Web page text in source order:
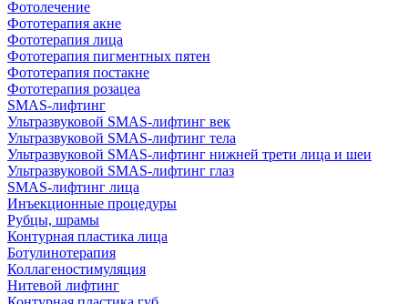
Фотолечение
Фототерапия акне
Фототерапия лица
Фототерапия пигментных пятен
Фототерапия постакне
Фототерапия розацеа
SMAS-лифтинг
Ультразвуковой SMAS-лифтинг век
Ультразвуковой SMAS-лифтинг тела
Ультразвуковой SMAS-лифтинг нижней трети лица и шеи
Ультразвуковой SMAS-лифтинг глаз
SMAS-лифтинг лица
Инъекционные процедуры
Рубцы, шрамы
Контурная пластика лица
Ботулинотерапия
Коллагеностимуляция
Нитевой лифтинг